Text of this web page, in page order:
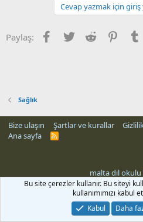
Cevap yazmak için giriş
Paylaş: Facebook
Twitter Reddit
Sağlık
Bize ulaşın Şartlar ve kurallar
Ana sayfa
R
malta dil okulu
siteleri
Bu site çerezler kullanır. Bu siteyi
kullanımımızı kabul
Kabul
Daha